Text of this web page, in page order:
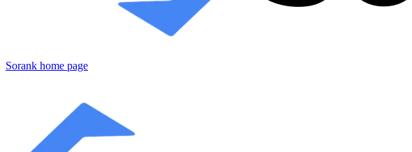
Sorank home page